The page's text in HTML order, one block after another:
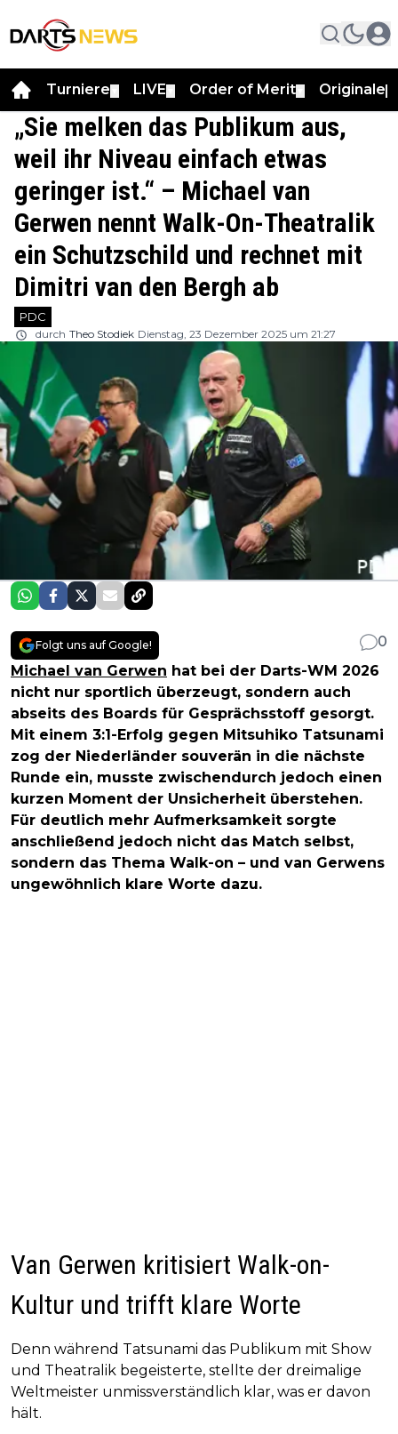
Turniere LIVE Order of Merit Originale
„Sie melken das Publikum aus,
weil ihr Niveau einfach etwas
geringer ist.“ – Michael van
Gerwen nennt Walk-On-Theatralik
ein Schutzschild und rechnet mit
Dimitri van den Bergh ab
PDC
durch Theo Stodiek Dienstag, 23 Dezember 2025 um 21:27
Folgt uns auf Google!
0
Michael van Gerwen hat bei der Darts-WM 2026
nicht nur sportlich überzeugt, sondern auch
abseits des Boards für Gesprächsstoff gesorgt.
Mit einem 3:1-Erfolg gegen Mitsuhiko Tatsunami
zog der Niederländer souverän in die nächste
Runde ein, musste zwischendurch jedoch einen
kurzen Moment der Unsicherheit überstehen.
Für deutlich mehr Aufmerksamkeit sorgte
anschließend jedoch nicht das Match selbst,
sondern das Thema Walk-on – und van Gerwens
ungewöhnlich klare Worte dazu.
Van Gerwen kritisiert Walk-on-
Kultur und trifft klare Worte
Denn während Tatsunami das Publikum mit Show
und Theatralik begeisterte, stellte der dreimalige
Weltmeister unmissverständlich klar, was er davon
hält.